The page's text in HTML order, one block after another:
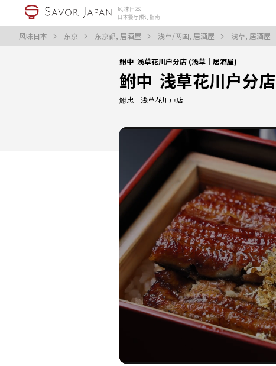
风味日本 东京 东京都, 居酒屋 浅草/两国, 居酒屋 浅草, 居酒屋
鲋中 浅草花川户分店 (浅草｜居酒屋)
鲋中 浅草花川户分店
鮒忠 浅草花川戸店